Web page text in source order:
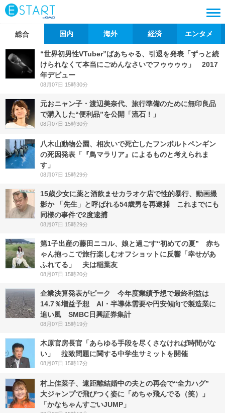
総合 国内 海外 経済 エンタメ
“世界初男性VTuber”ばあちゃる、引退を発表「ずっと続
けられなくて本当にごめんなさいでフゥゥゥゥ」 2017
年デビュー
08月07日 15時30分
元おニャン子・渡辺美奈代、旅行準備のために無印良品
で購入した“便利品”を公開「流石！」
08月07日 15時30分
八木山動物公園、相次いで死亡したフンボルトペンギン
の死因発表「『鳥マラリア』によるものと考えられま
す」
08月07日 15時29分
15歳少女に薬と酒飲ませカラオケ店で性的暴行、動画撮
影か 「先生」と呼ばれる54歳男を再逮捕 これまでにも
同様の事件で2度逮捕
08月07日 15時29分
第1子出産の藤田ニコル、娘と過ごす“初めての夏” 赤ち
ゃん抱っこで旅行楽しむオフショットに反響「幸せがあ
ふれてる」 夫は稲葉友
08月07日 15時20分
企業決算発表がピーク 今年度業績予想で最終利益は
14.7％増益予想 AI・半導体需要や円安傾向で製造業に
追い風 SMBC日興証券集計
08月07日 15時19分
木原官房長官「あらゆる手段を尽くさなければ時間がな
い」 拉致問題に関する中学生サミットを開催
08月07日 15時17分
村上佳菜子、遠距離結婚中の夫との再会で“全力ハグ”
大ジャンプで飛びつく姿に「めちゃ飛んでる（笑）」
「かなちゃんすごいJUMP」